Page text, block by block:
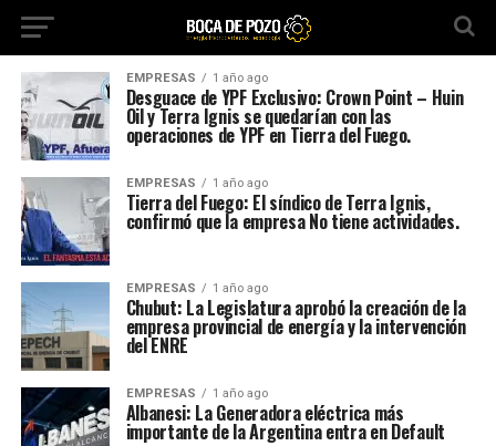
EMPRESAS 1 año ago
Desguace de YPF Exclusivo: Crown Point – Huin
Oil y Terra Ignis se quedarían con las
operaciones de YPF en Tierra del Fuego.
EMPRESAS 1 año ago
Tierra del Fuego: El síndico de Terra Ignis,
confirmó que la empresa No tiene actividades.
EMPRESAS 1 año ago
Chubut: La Legislatura aprobó la creación de la
empresa provincial de energía y la intervención
del ENRE
EMPRESAS 1 año ago
Albanesi: La Generadora eléctrica más
importante de la Argentina entra en Default